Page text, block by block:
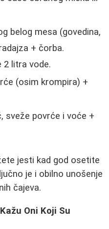
belog mesa (govedina,
+ čorba.
2 litra vode.
(osim krompira) +
sveže povrće i voće +
jesti kad god osetite
je i obilno unošenje
čajeva.
Oni Koji Su